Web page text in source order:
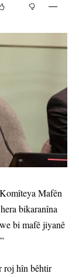
Mafên
bikaranîna
bi mafê jiyanê
roj hîn bêhtir